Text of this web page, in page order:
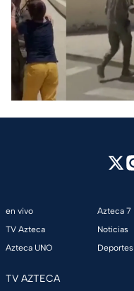
en vivo
TV Azteca
Azteca UNO
Azteca 7
Noticias
Deportes
TV AZTECA